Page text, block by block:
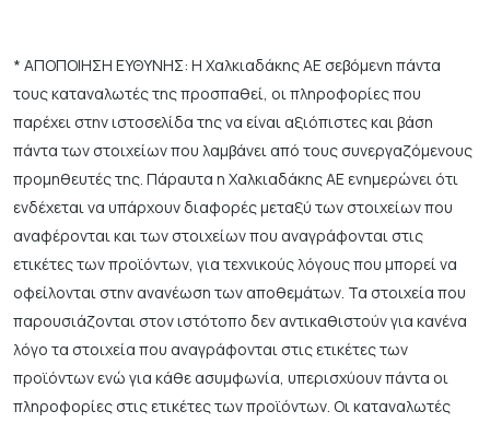
* ΑΠΟΠΟΙΗΣΗ ΕΥΘΥΝΗΣ: Η Χαλκιαδάκης ΑΕ σεβόμενη πάντα
τους καταναλωτές της προσπαθεί, οι πληροφορίες που
παρέχει στην ιστοσελίδα της να είναι αξιόπιστες και βάση
πάντα των στοιχείων που λαμβάνει από τους συνεργαζόμενους
προμηθευτές της. Πάραυτα η Χαλκιαδάκης ΑΕ ενημερώνει ότι
ενδέχεται να υπάρχουν διαφορές μεταξύ των στοιχείων που
αναφέρονται και των στοιχείων που αναγράφονται στις
ετικέτες των προϊόντων, για τεχνικούς λόγους που μπορεί να
οφείλονται στην ανανέωση των αποθεμάτων. Τα στοιχεία που
παρουσιάζονται στον ιστότοπο δεν αντικαθιστούν για κανένα
λόγο τα στοιχεία που αναγράφονται στις ετικέτες των
προϊόντων ενώ για κάθε ασυμφωνία, υπερισχύουν πάντα οι
πληροφορίες στις ετικέτες των προϊόντων. Οι καταναλωτές